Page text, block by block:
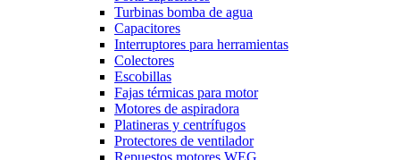
Turbinas bomba de agua
Capacitores
Interruptores para herramientas
Colectores
Escobillas
Fajas térmicas para motor
Motores de aspiradora
Platineras y centrífugos
Protectores de ventilador
Repuestos motores WEG